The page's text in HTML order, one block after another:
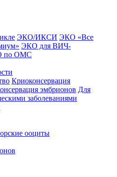
ЭКО/ИКСИ ЭКО «Все
ЭКО для ВИЧ-
по ОМС
Криоконсервация
эмбрионов Для
заболеваниями
ооциты